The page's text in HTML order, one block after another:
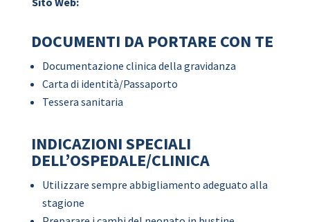
DOCUMENTI DA PORTARE CON TE
Documentazione clinica della gravidanza
Carta di identità/Passaporto
Tessera sanitaria
INDICAZIONI SPECIALI
DELL’OSPEDALE/CLINICA
Utilizzare sempre abbigliamento adeguato alla
stagione